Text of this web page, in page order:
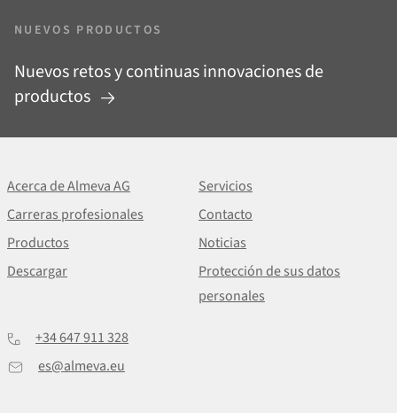
NUEVOS PRODUCTOS
Nuevos retos y continuas innovaciones de
productos
Acerca de Almeva AG
Servicios
Carreras profesionales
Contacto
Productos
Noticias
Descargar
Protección de sus datos
personales
+34 647 911 328
es@almeva.eu